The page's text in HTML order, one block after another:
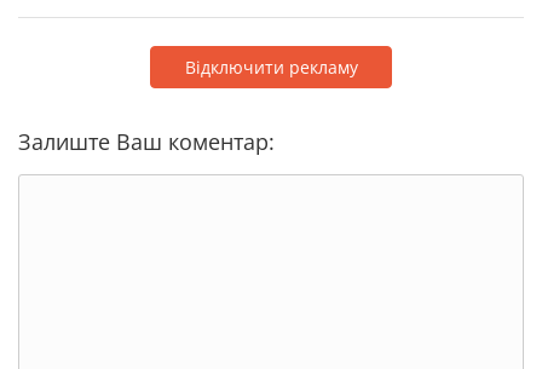
Відключити рекламу
Залиште Ваш коментар: